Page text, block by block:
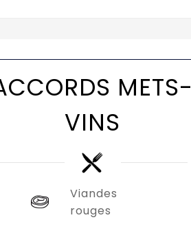
METS-
VINS
Viandes
rouges